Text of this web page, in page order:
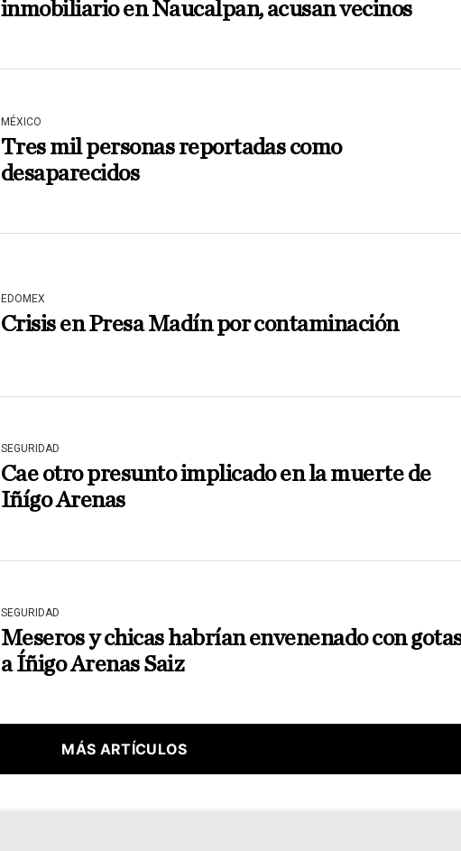
inmobiliario en Naucalpan, acusan vecinos
MÉXICO
Tres mil personas reportadas como
desaparecidos
EDOMEX
Crisis en Presa Madín por contaminación
SEGURIDAD
Cae otro presunto implicado en la muerte de
Iñígo Arenas
SEGURIDAD
Meseros y chicas habrían envenenado con
a Íñigo Arenas Saiz
MÁS ARTÍCULOS